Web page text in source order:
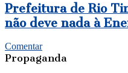
Prefeitura de Rio
não deve nada à
Comentar
Propaganda